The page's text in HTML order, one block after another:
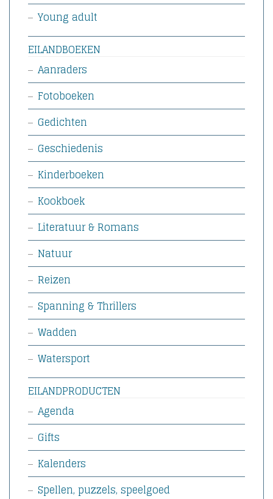
Young adult
EILANDBOEKEN
Aanraders
Fotoboeken
Gedichten
Geschiedenis
Kinderboeken
Kookboek
Literatuur & Romans
Natuur
Reizen
Spanning & Thrillers
Wadden
Watersport
EILANDPRODUCTEN
Agenda
Gifts
Kalenders
Spellen, puzzels, speelgoed